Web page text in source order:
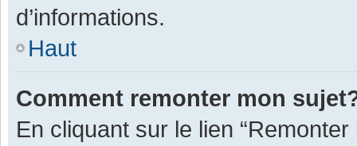
d’informations.
Haut
Comment remonter mon
En cliquant sur le lien